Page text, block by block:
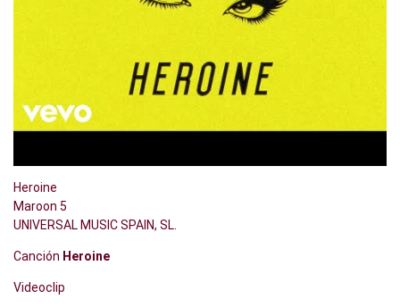
Heroine
Maroon 5
UNIVERSAL MUSIC SPAIN, SL.
Canción Heroine
Videoclip